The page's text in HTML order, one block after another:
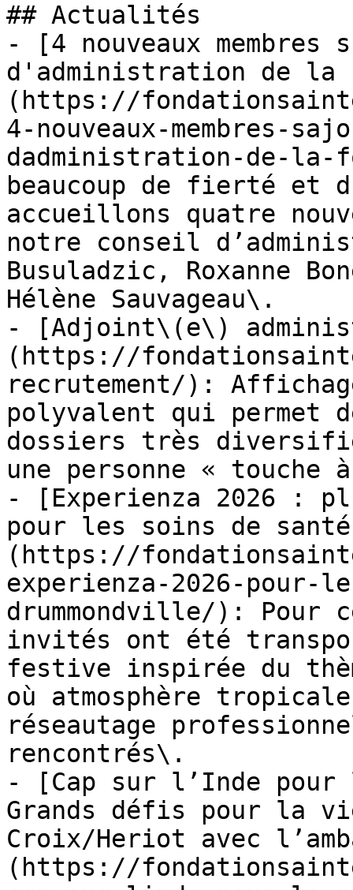
## Actualités
- [4 nouveaux
d'administration de la
(https://
4-nouveaux-membres-
dadministration-de-la-
beaucoup de fierté et
accueillons quatre
notre conseil
Busuladzic, Roxanne
Hélène Sauvageau\.
- [Adjoint\(e\)
(https://
recrutement/):
polyvalent qui permet
dossiers très
une personne «
- [Experienza 2026 :
pour les soins de
(https://
experienza-2026-pour-
drummondville/):
invités ont été
festive inspirée du
où atmosphère
réseautage
rencontrés\.
- [Cap sur l’Inde pour
Grands défis pour la
Croix/Heriot avec
(https://